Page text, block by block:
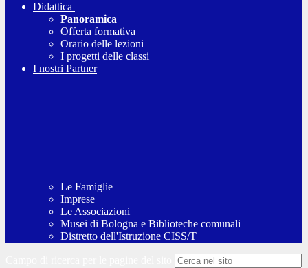
Didattica
Panoramica
Offerta formativa
Orario delle lezioni
I progetti delle classi
I nostri Partner
Le Famiglie
Imprese
Le Associazioni
Musei di Bologna e Biblioteche comunali
Distretto dell'Istruzione CISS/T